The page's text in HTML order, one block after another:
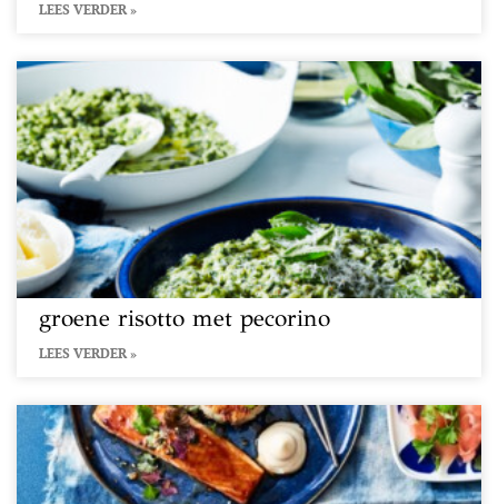
LEES VERDER »
groene risotto met pecorino
LEES VERDER »